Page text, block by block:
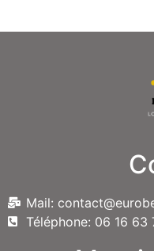
Mail:
Téléphone: 06 16 63